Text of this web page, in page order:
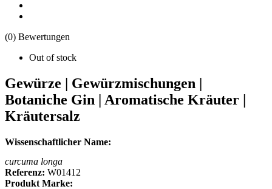
(0) Bewertungen
Out of stock
Gewürze | Gewürzmischungen |
Botaniche Gin | Aromatische Kräuter |
Kräutersalz
Wissenschaftlicher Name:
curcuma longa
Referenz: W01412
Produkt Marke: